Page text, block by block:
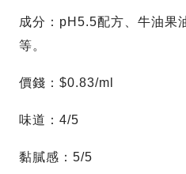
成分：pH5.5配方、牛油果
等。
價錢：$0.83/ml
味道：4/5
黏膩感：5/5